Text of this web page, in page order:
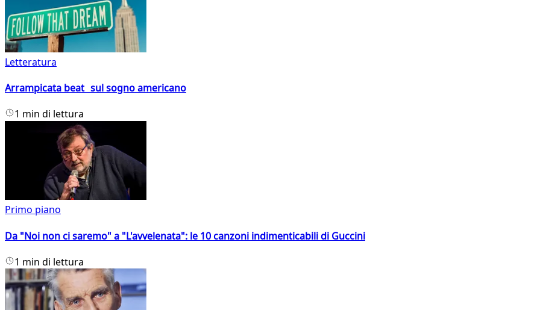
Letteratura
Arrampicata beat sul sogno americano
1 min di lettura
Primo piano
Da "Noi non ci saremo" a "L'avvelenata": le 10 canzoni indimenticabili di Guccini
1 min di lettura